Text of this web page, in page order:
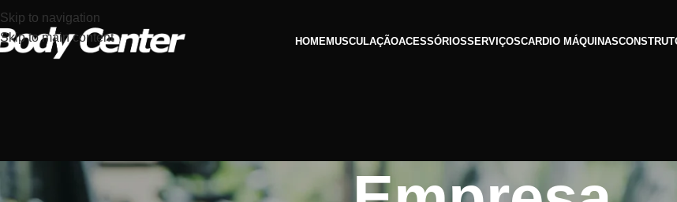
Skip to navigation
Skip to main content
HOMEMUSCULAÇÃOACESSÓRIOSSERVIÇOSCARDIO MÁQUINAS